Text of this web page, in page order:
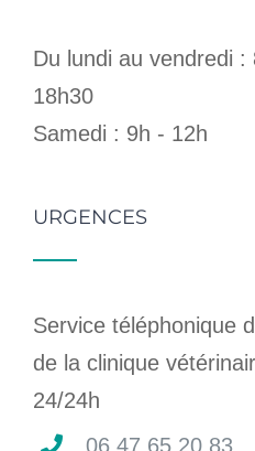
Du lundi au vendredi
18h30
Samedi : 9h - 12h
URGENCES
Service téléphonique
de la clinique
24/24h
06 47 65 20 83